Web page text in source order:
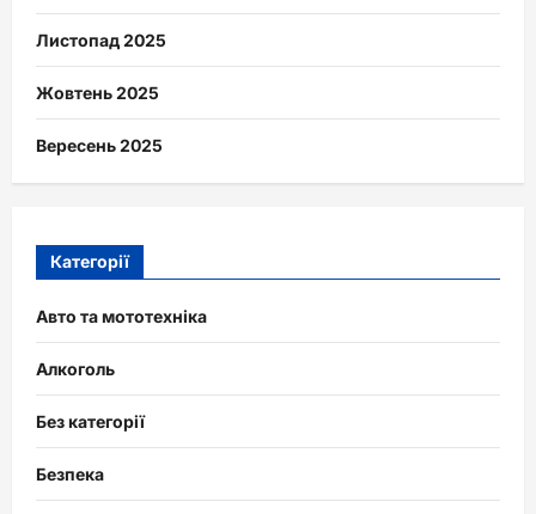
Листопад 2025
Жовтень 2025
Вересень 2025
Категорії
Авто та мототехніка
Алкоголь
Без категорії
Безпека